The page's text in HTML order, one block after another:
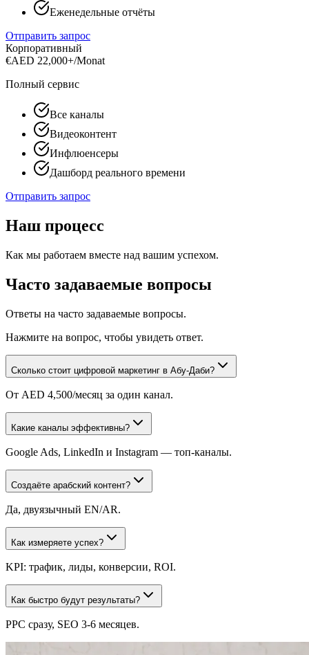
Еженедельные отчёты
Отправить запрос
Корпоративный
€AED 22,000+/Monat
Полный сервис
Все каналы
Видеоконтент
Инфлюенсеры
Дашборд реального времени
Отправить запрос
Наш процесс
Как мы работаем вместе над вашим успехом.
Часто задаваемые вопросы
Ответы на часто задаваемые вопросы.
Нажмите на вопрос, чтобы увидеть ответ.
Сколько стоит цифровой маркетинг в Абу-Даби?
От AED 4,500/месяц за один канал.
Какие каналы эффективны?
Google Ads, LinkedIn и Instagram — топ-каналы.
Создаёте арабский контент?
Да, двуязычный EN/AR.
Как измеряете успех?
KPI: трафик, лиды, конверсии, ROI.
Как быстро будут результаты?
PPC сразу, SEO 3-6 месяцев.